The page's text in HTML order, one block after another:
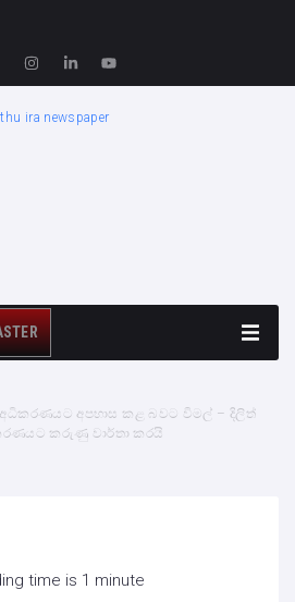
අපහාස කළ බවට විමල් – දිලිත්
කරුණු වාර්තා කරයි
time is 1 minute